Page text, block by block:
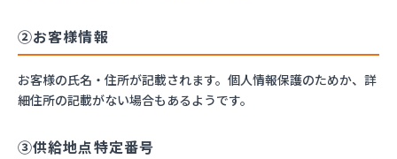
②お客様情報
お客様の氏名・住所が記載されます。個人情報保護のためか、詳
細住所の記載がない場合もあるようです。
③供給地点特定番号